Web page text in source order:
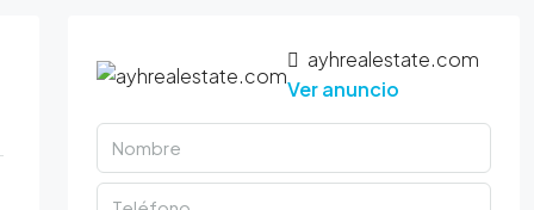
ayhrealestate.com
Ver anuncio